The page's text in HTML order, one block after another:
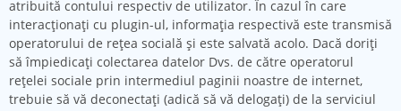
atribuită contului respectiv de utilizator. În cazul în care
interacţionaţi cu plugin-ul, informaţia respectivă este transmisă
operatorului de reţea socială şi este salvată acolo. Dacă doriţi
să împiedicaţi colectarea datelor Dvs. de către operatorul
reţelei sociale prin intermediul paginii noastre de internet,
trebuie să vă deconectaţi (adică să vă delogaţi) de la serviciul